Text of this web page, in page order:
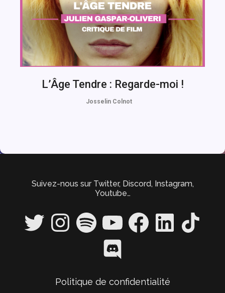
L’Âge Tendre : Regarde-moi !
Josselin Colnot
Suivez-nous sur Twitter, Discord, Instagram,
Youtube…
Twitter InstagramSpotify YouTube FacebookLinkedIn TikTok
Discord
Politique de confidentialité